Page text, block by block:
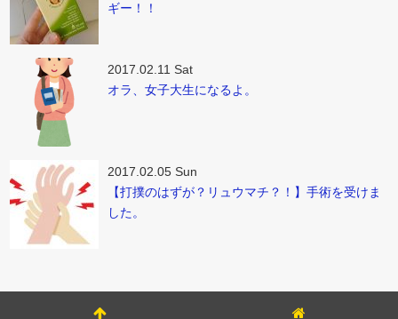
ギー！！
2017.02.11 Sat
オラ、女子大生になるよ。
2017.02.05 Sun
【打撲のはずが？リュウマチ？！】手術を受けま
した。